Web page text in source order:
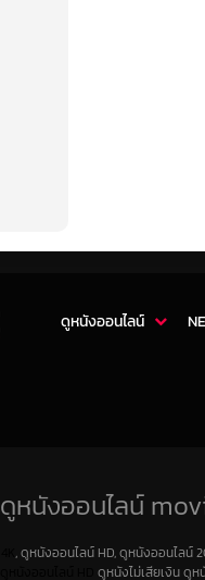
ดูหนังออนไลน์
ดูหนังออนไลน์
, ดูหนังออนไลน์ HD, ดูหนังออนไลน์
ดูหนังไม่เสียเงิน ดูห